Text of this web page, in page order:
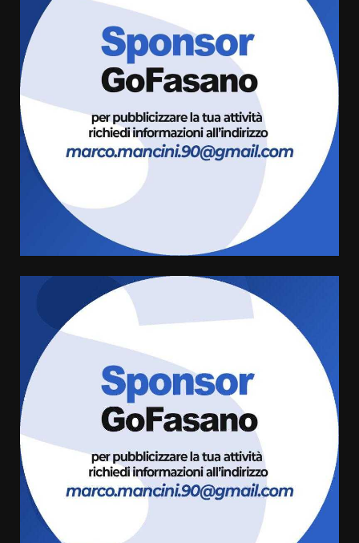
Sostenibile: premiati gli studenti
universitari del bando “La strada
giusta”
8 Agosto 2026 07:15
4
“I Contestatori: Musica di
Rivoluzione”: nuovo
appuntamento con “Fasano in
Banda”
7 Agosto 2026 06:05
5
US Fasano, Scianaro: “Profonda
amarezza per esclusione dal
campionato di calcio”
7 Agosto 2026 06:00
6
Fasanese ferito a colpi di arma
da fuoco
Carta d’identità: continua il piano
di aperture straordinarie del
Comune di Fasano
6 Agosto 2026 14:16
La Banda Città di Fasano apre
ufficialmente la Festa di
Savelletri